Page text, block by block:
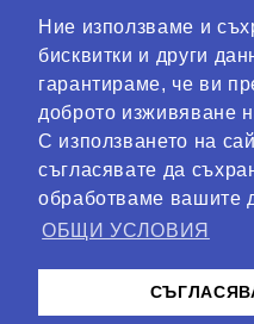
Ние използваме и
бисквитки и други
гарантираме, че ви
доброто изживяване
С използването на
съгласявате да
обработваме вашите
ОБЩИ УСЛОВИЯ
КУЛТУРА
ЛАЙФСТАЙЛ
ТЕХНОЛОГИИ
АНАЛИЗИ
СВЯТ
© 2023 – Сайт